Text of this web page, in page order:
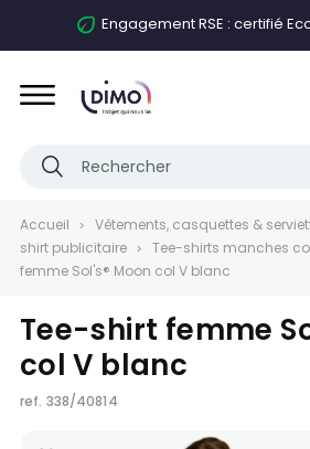
Engagement RSE : certifié
Accueil Vêtements, casquettes &
shirt publicitaire
Tee-shirts manches
femme Sol's® Moon col V blanc
Tee-shirt femme
col V blanc
ref. 338/40814